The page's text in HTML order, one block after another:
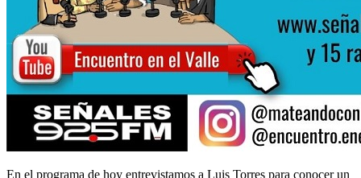
En el programa de hoy entrevistamos a Luis Torres para conocer un